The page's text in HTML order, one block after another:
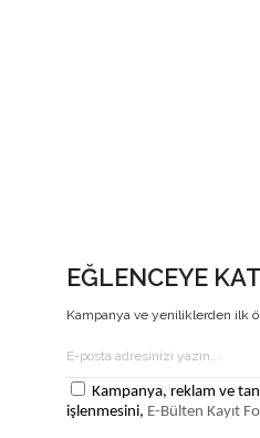
EĞLENCEYE
Kampanya ve yeniliklerden ilk
Kampanya, reklam ve
işlenmesini, E-Bülten Kayıt